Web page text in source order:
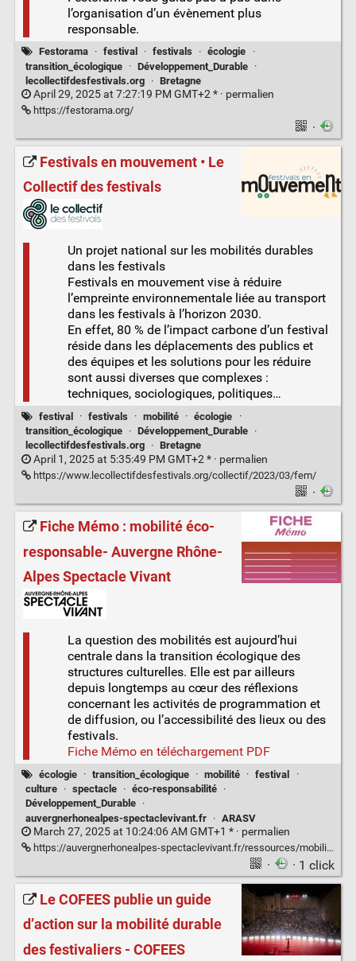
l’organisation d’un évènement plus
responsable.
Festorama · festival · festivals · écologie
·
transition_écologique
· Développement_Durable
·
lecollectifdesfestivals.org
· Bretagne
April 29, 2025 at 7:27:19 PM GMT+2 * · permalien
https://festorama.org/
·
Festivals en mouvement • Le
Collectif des festivals
Un projet national sur les mobilités durables
dans les festivals
Festivals en mouvement vise à réduire
l’empreinte environnementale liée au transport
dans les festivals à l’horizon 2030.
En effet, 80 % de l’impact carbone d’un festival
réside dans les déplacements des publics et
des équipes et les solutions pour les réduire
sont aussi diverses que complexes :
techniques, sociologiques, politiques…
festival · festivals · mobilité · écologie
·
transition_écologique
· Développement_Durable
·
lecollectifdesfestivals.org
· Bretagne
April 1, 2025 at 5:35:49 PM GMT+2 * · permalien
https://www.lecollectifdesfestivals.org/collectif/2023/03/fem/
·
Fiche Mémo : mobilité éco-
responsable- Auvergne Rhône-
Alpes Spectacle Vivant
La question des mobilités est aujourd’hui
centrale dans la transition écologique des
structures culturelles. Elle est par ailleurs
depuis longtemps au cœur des réflexions
concernant les activités de programmation et
de diffusion, ou l’accessibilité des lieux ou des
festivals.
Fiche Mémo en téléchargement PDF
écologie · transition_écologique · mobilité · festival
·
culture
· spectacle · éco-responsabilité ·
Développement_Durable
·
auvergnerhonealpes-spectaclevivant.fr
· ARASV
March 27, 2025 at 10:24:06 AM GMT+1 * · permalien
https://auvergnerhonealpes-spectaclevivant.fr/ressources/mobilite-eco-responsable/
· · 1 click
Le COFEES publie un guide
d’action sur la mobilité durable
des festivaliers - COFEES